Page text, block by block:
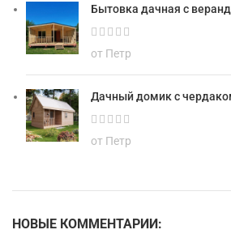
Бытовка дачная с
от Петр
Дачный домик с
от Петр
НОВЫЕ КОММЕНТАРИИ: